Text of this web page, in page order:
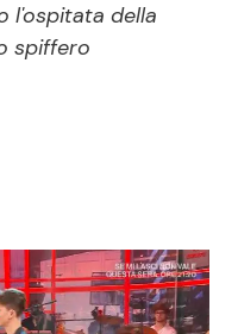
e Talent
dal mondo
l'ospitata della
spiffero